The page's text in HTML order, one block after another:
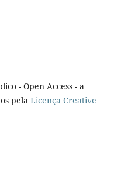
- Open Access - a
pela Licença Creative